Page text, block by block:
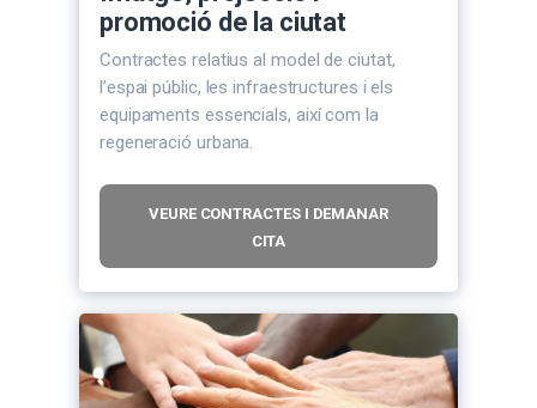
promoció de la ciutat
Contractes relatius al model de ciutat,
l’espai públic, les infraestructures i els
equipaments essencials, així com la
regeneració urbana.
VEURE CONTRACTES I DEMANAR
CITA